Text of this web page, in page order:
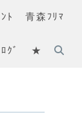
ﾄ 青森ﾌﾘﾏ
ｸﾞ ★